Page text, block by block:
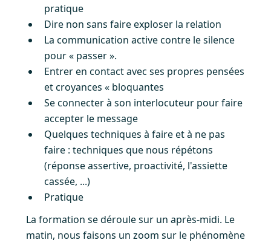
pratique
Dire non sans faire exploser la relation
La communication active contre le silence
pour « passer ».
Entrer en contact avec ses propres pensées
et croyances « bloquantes
Se connecter à son interlocuteur pour faire
accepter le message
Quelques techniques à faire et à ne pas
faire : techniques que nous répétons
(réponse assertive, proactivité, l'assiette
cassée, ...)
Pratique
La formation se déroule sur un après-midi. Le
matin, nous faisons un zoom sur le phénomène